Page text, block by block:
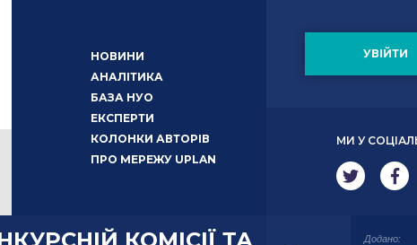
НОВИНИ
АНАЛІТИКА
БАЗА НУО
ЕКСПЕРТИ
КОЛОНКИ АВТОРІВ
ПРО МЕРЕЖУ UPLAN
УВІЙТИ
МИ У
КОМІСІЇ ТА
Додано: